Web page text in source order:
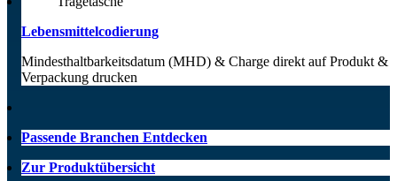
Lebensmittelcodierung
Mindesthaltbarkeitsdatum (MHD) & Charge direkt auf Produkt &
Verpackung drucken
Passende Branchen Entdecken
Zur Produktübersicht